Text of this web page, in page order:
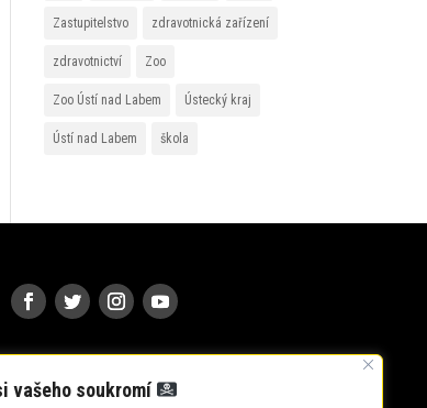
vašeho soukromí
Zastupitelstvo zdravotnická zařízení
zdravotnictví Zoo
Zoo Ústí nad Labem Ústecký kraj
Ústí nad Labem škola